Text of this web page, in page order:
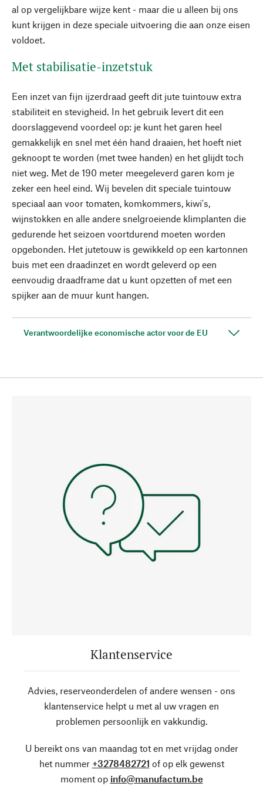
al op vergelijkbare wijze kent - maar die u alleen bij ons
kunt krijgen in deze speciale uitvoering die aan onze eisen
voldoet.
Met stabilisatie-inzetstuk
Een inzet van fijn ijzerdraad geeft dit jute tuintouw extra
stabiliteit en stevigheid. In het gebruik levert dit een
doorslaggevend voordeel op: je kunt het garen heel
gemakkelijk en snel met één hand draaien, het hoeft niet
geknoopt te worden (met twee handen) en het glijdt toch
niet weg. Met de 190 meter meegeleverd garen kom je
zeker een heel eind. Wij bevelen dit speciale tuintouw
speciaal aan voor tomaten, komkommers, kiwi's,
wijnstokken en alle andere snelgroeiende klimplanten die
gedurende het seizoen voortdurend moeten worden
opgebonden. Het jutetouw is gewikkeld op een kartonnen
buis met een draadinzet en wordt geleverd op een
eenvoudig draadframe dat u kunt opzetten of met een
spijker aan de muur kunt hangen.
Verantwoordelijke economische actor voor de EU
Klantenservice
Advies, reserveonderdelen of andere wensen - ons
klantenservice helpt u met al uw vragen en
problemen persoonlijk en vakkundig.
U bereikt ons van maandag tot en met vrijdag onder
het nummer +3278482721 of op elk gewenst
moment op info@manufactum.be